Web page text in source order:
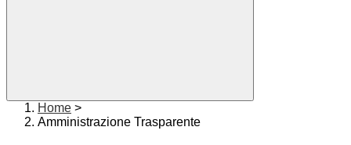
Home >
Amministrazione Trasparente